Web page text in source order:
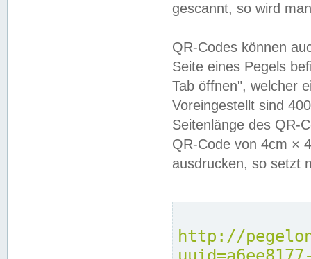
gescannt, so wird
QR-Codes können
Seite eines Pegels
Tab öffnen", welcher
Voreingestellt sind
Seitenlänge des QR-
QR-Code von 4cm ×
ausdrucken, so setzt
http://